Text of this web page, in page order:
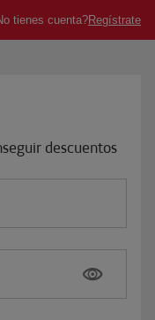
descuentos